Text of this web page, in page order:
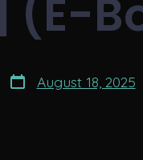
Post
date
August 18, 2025